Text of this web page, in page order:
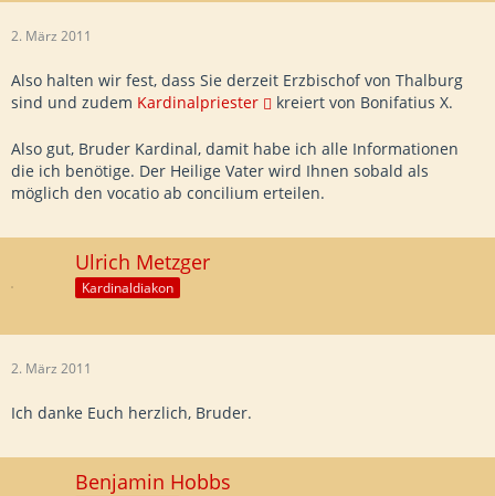
2. März 2011
Also halten wir fest, dass Sie derzeit Erzbischof von Thalburg
sind und zudem Kardinalpriester kreiert von Bonifatius X.
Also gut, Bruder Kardinal, damit habe ich alle Informationen
die ich benötige. Der Heilige Vater wird Ihnen sobald als
möglich den vocatio ab concilium erteilen.
Ulrich Metzger
Kardinaldiakon
2. März 2011
Ich danke Euch herzlich, Bruder.
Benjamin Hobbs